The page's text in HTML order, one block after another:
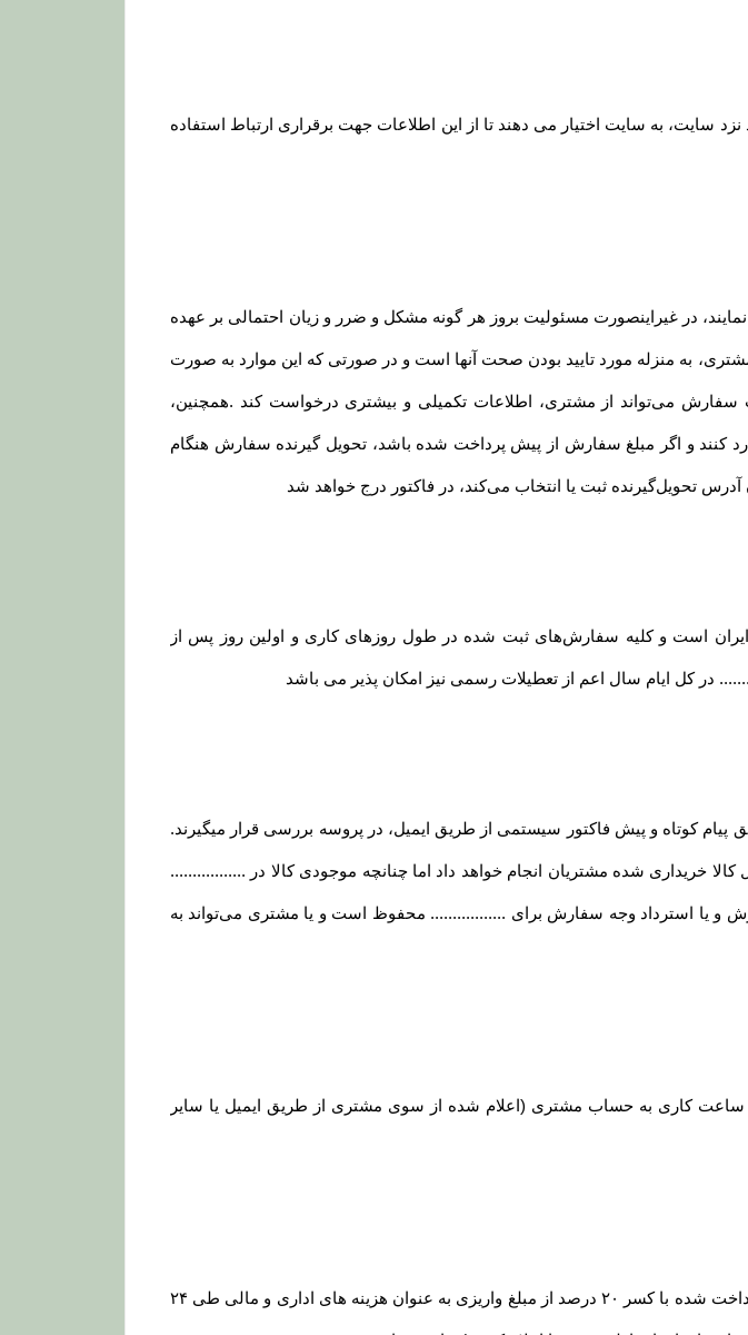
سایت، به سایت اختیار می دهند تا از این اطلاعات جهت برقراری ارتباط استفاده
در غیراینصورت مسئولیت بروز هر گونه مشکل و ضرر و زیان احتمالی بر عهده
به منزله مورد تایید بودن صحت آنها است و در صورتی که این موارد به صورت
می‌تواند از مشتری، اطلاعات تکمیلی و بیشتری درخواست کند .همچنین،
کنند و اگر مبلغ سفارش از پیش پرداخت شده باشد، تحویل گیرنده سفارش هنگام
آدرس تحویل‌گیرنده ثبت یا انتخاب می‌کند، در فاکتور درج خواهد شد
ایران است و کلیه سفارش‏‌های ثبت شده در طول روزهای کاری و اولین روز پس از
در کل ایام سال اعم از تعطیلات رسمی نیز امکان پذیر می باشد
کوتاه و پیش فاکتور سیستمی از طریق ایمیل، در پروسه بررسی قرار میگیرند.
خریداری شده مشتریان انجام خواهد داد اما چنانچه موجودی کالا در .................
یا استرداد وجه سفارش برای ................. محفوظ است و یا مشتری می‏‌تواند به
در صورت بروز مشکل مانند اتمام موجودی کالا ، مبلغ پرداخت شده طی ۲۴ الی ۴۸ ساعت کاری به حساب مشتری (اعلام شده از سوی مشتری از طریق ایمیل یا سایر
یا انصراف مشتری از خرید ،زمانی که محصول بسته بندی و ارسال شده باشد مبلغ پرداخت شده با کسر ۲۰ درصد از مبلغ واریزی به عنوان هزینه های اداری و مالی طی ۲۴